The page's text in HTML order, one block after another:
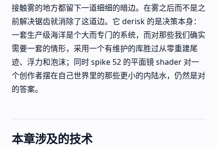
接触雾的地方都留下一道细细的暗边。在雾之后而不是之
前解决锯齿就消除了这道边。它 derisk 的是决策本身：
一套生产级海洋是个大而专门的系统，而对那些我们确实
需要一套的情形，采用一个有维护的库胜过从零重建尾
迹、浮力和泡沫；同时 spike 52 的平面镜 shader 对一
个创作者摆在自己世界里的那些更小的内陆水，仍然是对
的答案。
本章涉及的技术